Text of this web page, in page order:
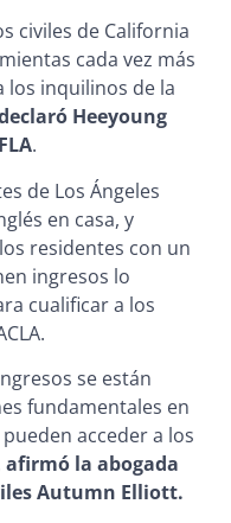
civiles de California
cada vez más
inquilinos de la
Heeyoung
.
de Los Ángeles
en casa, y
residentes con un
ingresos lo
cualificar a los
se están
fundamentales en
acceder a los
afirmó la abogada
Autumn Elliott.